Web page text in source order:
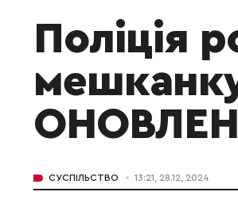
Поліція
СУСПІЛЬСТВО 13:21, 28.12, 2024